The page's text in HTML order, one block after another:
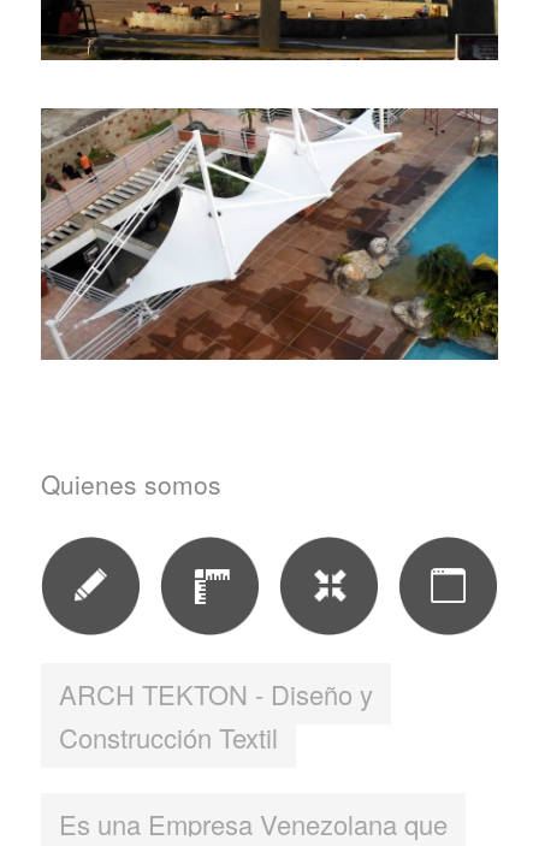
Quienes somos
ARCH TEKTON - Diseño y
Construcción Textil
Es una Empresa Venezolana que